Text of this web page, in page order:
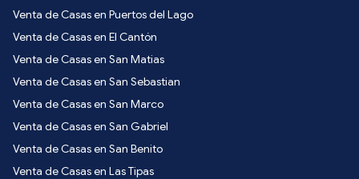
Venta de Casas en Puertos del Lago
Venta de Casas en El Cantón
Venta de Casas en San Matias
Venta de Casas en San Sebastian
Venta de Casas en San Marco
Venta de Casas en San Gabriel
Venta de Casas en San Benito
Venta de Casas en Las Tipas